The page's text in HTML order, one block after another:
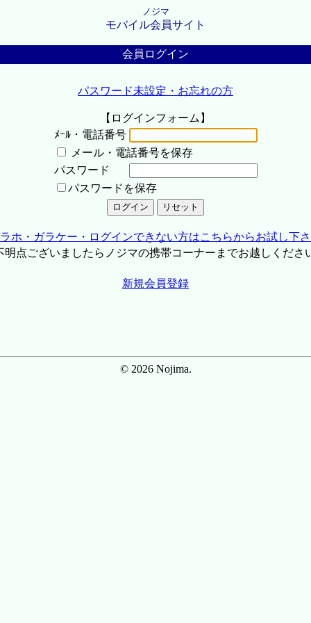
ノジマ
モバイル会員サイト
会員ログイン
パスワード未設定・お忘れの方
【ログインフォーム】
ﾒｰﾙ・電話番号
メール・電話番号を保存
パスワード
パスワードを保存
ホ・ガラケー・ログインできない方はこちらからお試し下
点ございましたらノジマの携帯コーナーまでお越しくださ
新規会員登録
© 2026 Nojima.